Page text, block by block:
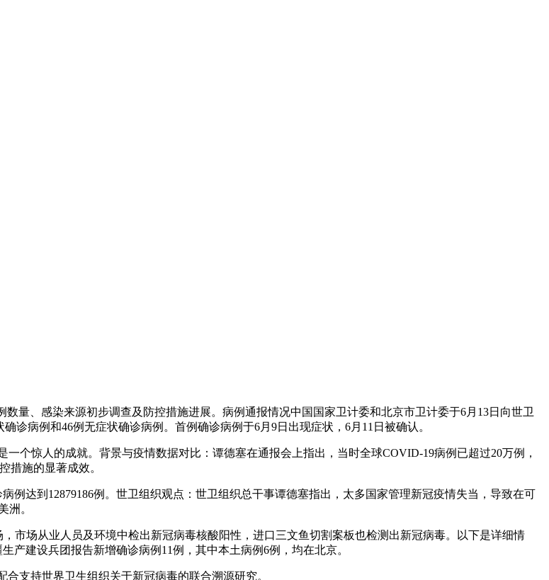
量、感染来源初步调查及防控措施进展。病例通报情况中国国家卫计委和北京市卫计委于6月13日向世卫
诊病例和46例无症状确诊病例。首例确诊病例于6月9日出现症状，6月11日被确认。
个惊人的成就。背景与疫情数据对比：谭德塞在通报会上指出，当时全球COVID-19病例已超过20万例，
措施的显著成效。
例达到12879186例。世卫组织观点：世卫组织总干事谭德塞指出，太多国家管理新冠疫情失当，导致在可
洲。
市场从业人员及环境中检出新冠病毒核酸阳性，进口三文鱼切割案板也检测出新冠病毒。以下是详细情
产建设兵团报告新增确诊病例11例，其中本土病例6例，均在北京。
支持世界卫生组织关于新冠病毒的联合溯源研究。